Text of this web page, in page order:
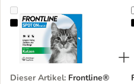
Frontline® Spot on Katze
Dieser Artikel: Frontline®